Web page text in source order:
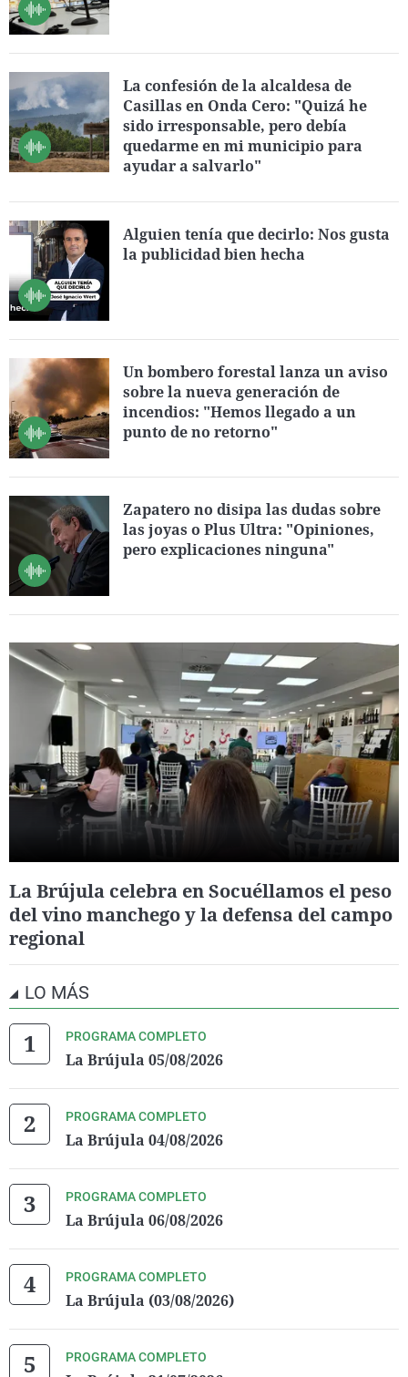
La confesión de la alcaldesa de
Casillas en Onda Cero: "Quizá he
sido irresponsable, pero debía
quedarme en mi municipio para
ayudar a salvarlo"
Alguien tenía que decirlo: Nos gusta
la publicidad bien hecha
Un bombero forestal lanza un aviso
sobre la nueva generación de
incendios: "Hemos llegado a un
punto de no retorno"
Zapatero no disipa las dudas sobre
las joyas o Plus Ultra: "Opiniones,
pero explicaciones ninguna"
La Brújula celebra en Socuéllamos el peso
del vino manchego y la defensa del campo
regional
LO MÁS
PROGRAMA COMPLETO
La Brújula 05/08/2026
PROGRAMA COMPLETO
La Brújula 04/08/2026
PROGRAMA COMPLETO
La Brújula 06/08/2026
PROGRAMA COMPLETO
La Brújula (03/08/2026)
PROGRAMA COMPLETO